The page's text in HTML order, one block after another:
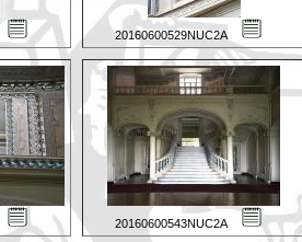
20160600529NUC2A
20160600543NUC2A